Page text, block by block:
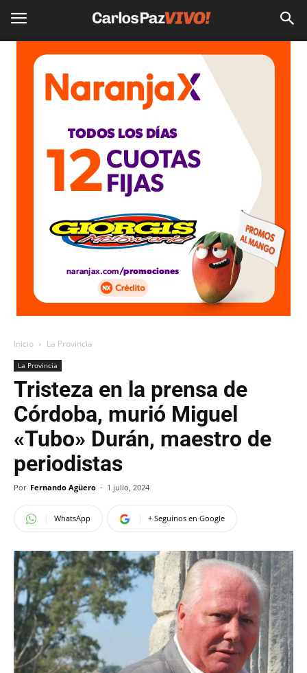
Inicio La Provincia
La Provincia
Tristeza en la prensa de
Córdoba, murió Miguel
«Tubo» Durán, maestro de
periodistas
Por Fernando Agüero - 1 julio, 2024
WhatsApp + Seguinos en Google